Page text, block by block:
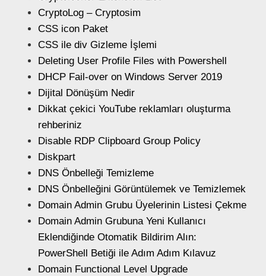
CryptoLog – Cryptosim
CSS icon Paket
CSS ile div Gizleme İşlemi
Deleting User Profile Files with Powershell
DHCP Fail-over on Windows Server 2019
Dijital Dönüşüm Nedir
Dikkat çekici YouTube reklamları oluşturma
rehberiniz
Disable RDP Clipboard Group Policy
Diskpart
DNS Önbelleği Temizleme
DNS Önbelleğini Görüntülemek ve Temizlemek
Domain Admin Grubu Üyelerinin Listesi Çekme
Domain Admin Grubuna Yeni Kullanıcı
Eklendiğinde Otomatik Bildirim Alın:
PowerShell Betiği ile Adım Adım Kılavuz
Domain Functional Level Upgrade